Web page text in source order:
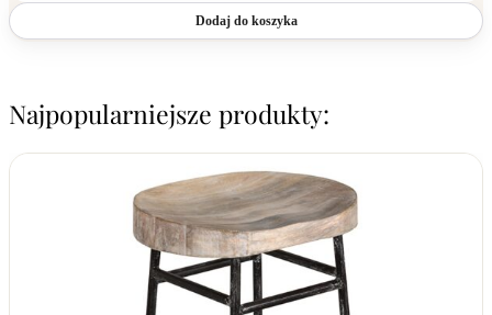
Dodaj do koszyka
Najpopularniejsze produkty: